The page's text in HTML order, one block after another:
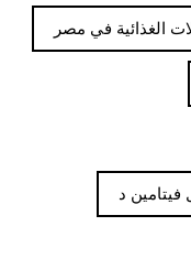
الغذائية في مصر
فيتامين د